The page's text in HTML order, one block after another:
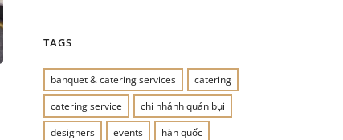
TAGS
banquet & catering services
catering
catering service
chi nhánh quán bụi
designers
events
hàn quốc